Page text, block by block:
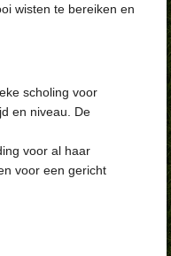
wisten te bereiken en
scholing voor
en niveau. De
voor al haar
voor een gericht